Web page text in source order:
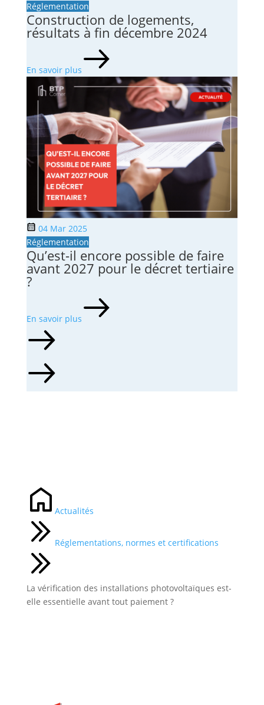
Réglementation
Construction de logements,
résultats à fin décembre 2024
En savoir plus
04 Mar 2025
Réglementation
Qu’est-il encore possible de faire
avant 2027 pour le décret tertiaire
?
En savoir plus
Actualités
Réglementations, normes et certifications
La vérification des installations photovoltaïques est-
elle essentielle avant tout paiement ?